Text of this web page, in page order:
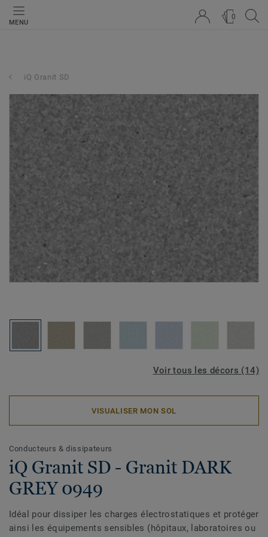
MENU
0
iQ Granit SD
Voir tous les décors (14)
VISUALISER MON SOL
Conducteurs & dissipateurs
iQ Granit SD - Granit DARK
GREY 0949
Idéal pour dissiper les charges électrostatiques et protéger
ainsi les équipements sensibles (hôpitaux, laboratoires ou